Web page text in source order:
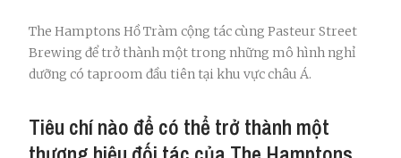
The Hamptons Hồ Tràm cộng tác cùng Pasteur Street
Brewing để trở thành một trong những mô hình nghỉ
dưỡng có taproom đầu tiên tại khu vực châu Á.
Tiêu chí nào để có thể trở thành một